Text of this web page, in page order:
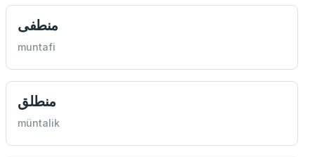
منطفی
muntafi
منطلق
müntalik